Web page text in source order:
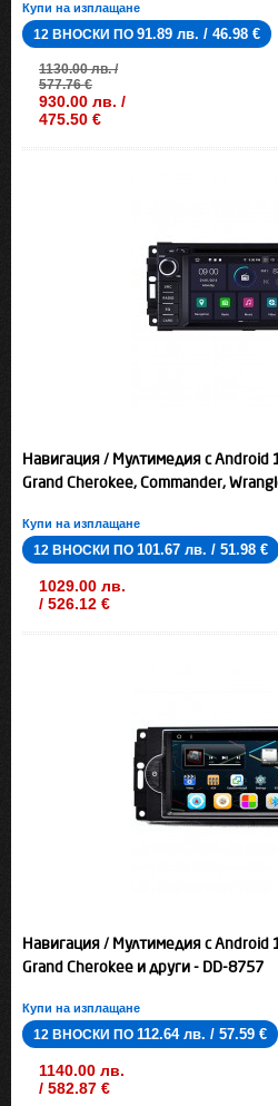
Купи на изплащане
12 ВНОСКИ ПО 91.89 лв. / 46.98 €
1130.00 лв. /
577.76 €
930.00 лв. /
475.50 €
Навигация / Мултимедия с Android
Grand Cherokee, Commander,
Купи на изплащане
12 ВНОСКИ ПО 101.67 лв. / 51.98 €
1029.00 лв.
/ 526.12 €
Навигация / Мултимедия с Android
Grand Cherokee и други - DD-8757
Купи на изплащане
12 ВНОСКИ ПО 112.64 лв. / 57.59 €
1140.00 лв.
/ 582.87 €